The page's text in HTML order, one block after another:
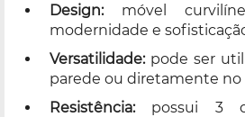
Design:móvel
modernidade e
Versatilidade:pode ser
parede ou diretamente no
Resistência:possui 3